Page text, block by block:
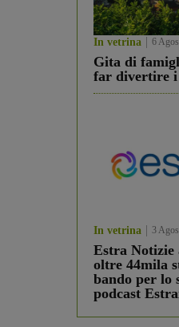
In vetrina 6
Gita di
far divertire
In vetrina 3
Estra Notizie
oltre 44mila
bando per lo
podcast